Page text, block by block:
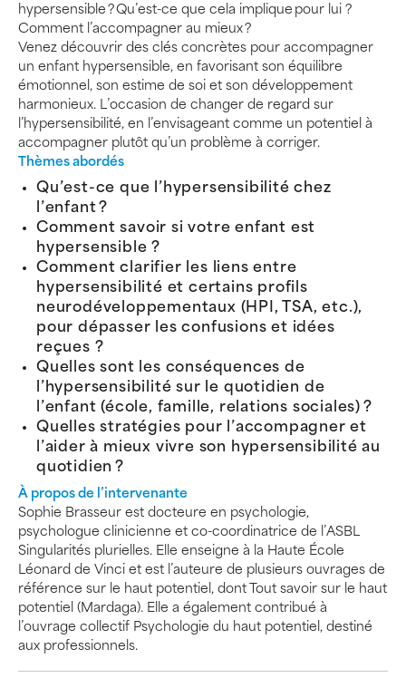
hypersensible ? Qu’est-ce que cela implique pour lui ?
Comment l’accompagner au mieux ?
Venez découvrir des clés concrètes pour accompagner
un enfant hypersensible, en favorisant son équilibre
émotionnel, son estime de soi et son développement
harmonieux. L’occasion de changer de regard sur
l’hypersensibilité, en l’envisageant comme un potentiel à
accompagner plutôt qu’un problème à corriger.
Thèmes abordés
Qu’est-ce que l’hypersensibilité chez
l’enfant ?
Comment savoir si votre enfant est
hypersensible ?
Comment clarifier les liens entre
hypersensibilité et certains profils
neurodéveloppementaux (HPI, TSA, etc.),
pour dépasser les confusions et idées
reçues ?
Quelles sont les conséquences de
l’hypersensibilité sur le quotidien de
l’enfant (école, famille, relations sociales) ?
Quelles stratégies pour l’accompagner et
l’aider à mieux vivre son hypersensibilité au
quotidien ?
À propos de l’intervenante
Sophie Brasseur est docteure en psychologie,
psychologue clinicienne et co-coordinatrice de l’ASBL
Singularités plurielles. Elle enseigne à la Haute École
Léonard de Vinci et est l’auteure de plusieurs ouvrages de
référence sur le haut potentiel, dont Tout savoir sur le haut
potentiel (Mardaga). Elle a également contribué à
l’ouvrage collectif Psychologie du haut potentiel, destiné
aux professionnels.